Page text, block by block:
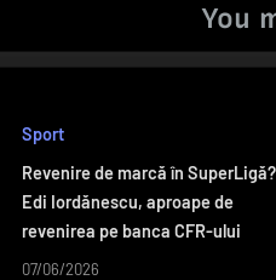
You
Sport
Revenire de marcă în SuperLigă?
Edi Iordănescu, aproape de
revenirea pe banca CFR-ului
07/06/2026